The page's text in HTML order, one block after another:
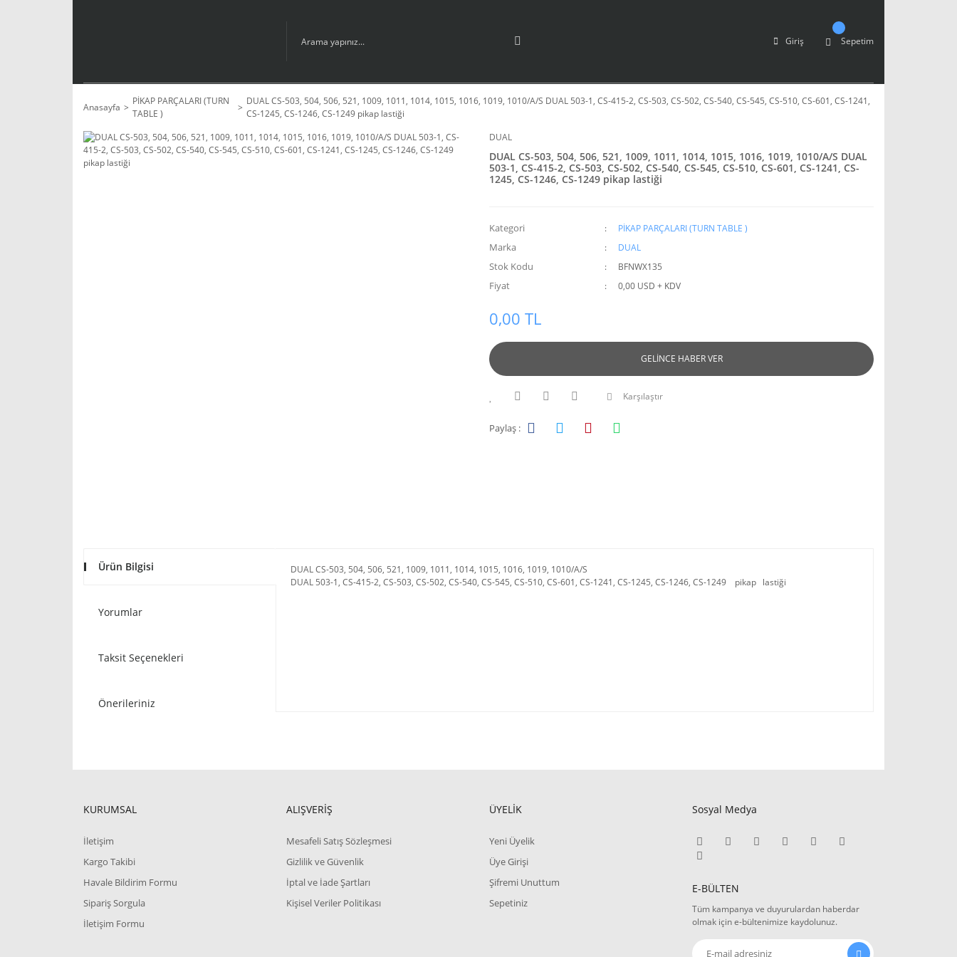
Giriş Sepetim
Anasayfa
PİKAP PARÇALARI (TURN
TABLE )
DUAL CS-503, 504, 506, 521, 1009, 1011, 1014, 1015, 1016, 1019, 1010/A/S DUAL 503-1, CS-415-2, CS-503, CS-502, CS-540, CS-545, CS-510, CS-601, CS-1241,
CS-1245, CS-1246, CS-1249 pikap lastiği
DUAL
DUAL CS-503, 504, 506, 521, 1009, 1011, 1014, 1015, 1016, 1019, 1010/A/S DUAL
503-1, CS-415-2, CS-503, CS-502, CS-540, CS-545, CS-510, CS-601, CS-1241, CS-
1245, CS-1246, CS-1249 pikap lastiği
Kategori PİKAP PARÇALARI (TURN TABLE )
Marka DUAL
Stok Kodu BFNWX135
Fiyat 0,00 USD + KDV
0,00 TL
GELİNCE HABER VER
Karşılaştır
Paylaş :
Ürün Bilgisi
Yorumlar
Taksit Seçenekleri
Önerileriniz
DUAL CS-503, 504, 506, 521, 1009, 1011, 1014, 1015, 1016, 1019, 1010/A/S
DUAL 503-1, CS-415-2, CS-503, CS-502, CS-540, CS-545, CS-510, CS-601, CS-1241, CS-1245, CS-1246, CS-1249 pikap lastiği
KURUMSAL
İletişim
Kargo Takibi
Havale Bildirim Formu
Sipariş Sorgula
İletişim Formu
ALIŞVERİŞ
Mesafeli Satış Sözleşmesi
Gizlilik ve Güvenlik
İptal ve İade Şartları
Kişisel Veriler Politikası
ÜYELİK
Yeni Üyelik
Üye Girişi
Şifremi Unuttum
Sepetiniz
Sosyal Medya
E-BÜLTEN
Tüm kampanya ve duyurulardan haberdar
olmak için e-bültenimize kaydolunuz.